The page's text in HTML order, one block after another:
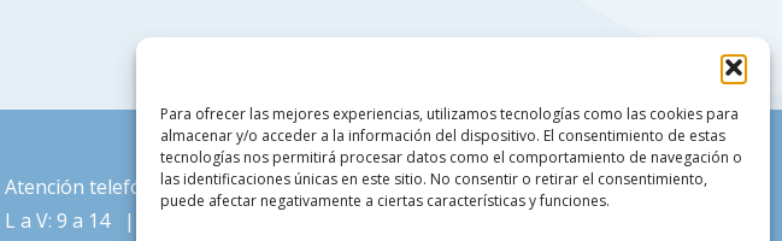
Para ofrecer las mejores experiencias, utilizamos tecnologías como las cookies para
almacenar y/o acceder a la información del dispositivo. El consentimiento de estas
tecnologías nos permitirá procesar datos como el comportamiento de navegación o
las identificaciones únicas en este sitio. No consentir o retirar el consentimiento,
puede afectar negativamente a ciertas características y funciones.
Atención telefónica
L a V: 9 a 14 | L a J: 15 a 18